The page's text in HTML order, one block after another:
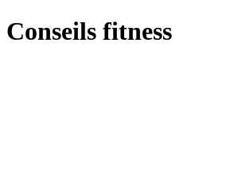
Conseils fitness